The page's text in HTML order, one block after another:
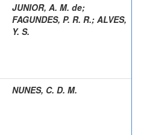
JUNIOR, A. M. de;
FAGUNDES, P. R. R.; ALVES,
Y. S.
NUNES, C. D. M.